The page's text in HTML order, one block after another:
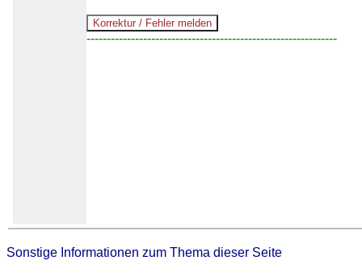
--------------------------------------------------------------
Sonstige Informationen zum Thema dieser Seite